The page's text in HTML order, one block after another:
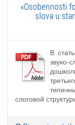
«Osobennosti
slova u
В
слоговой